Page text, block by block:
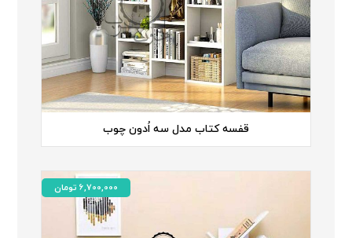
قفسه کتاب مدل سه اُدون چوب
6,700,000 تومان